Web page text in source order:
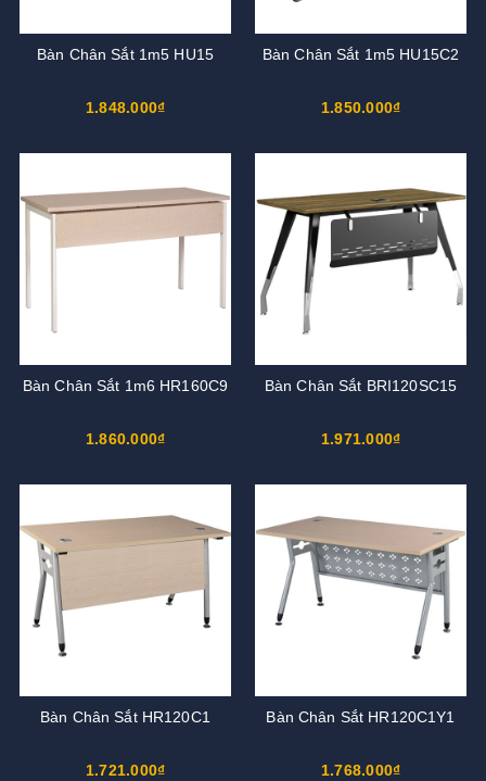
Bàn Chân Sắt 1m5 HU15
1.848.000₫
Bàn Chân Sắt 1m5 HU15C2
1.850.000₫
Bàn Chân Sắt 1m6 HR160C9
1.860.000₫
Bàn Chân Sắt BRI120SC15
1.971.000₫
Bàn Chân Sắt HR120C1
1.721.000₫
Bàn Chân Sắt HR120C1Y1
1.768.000₫